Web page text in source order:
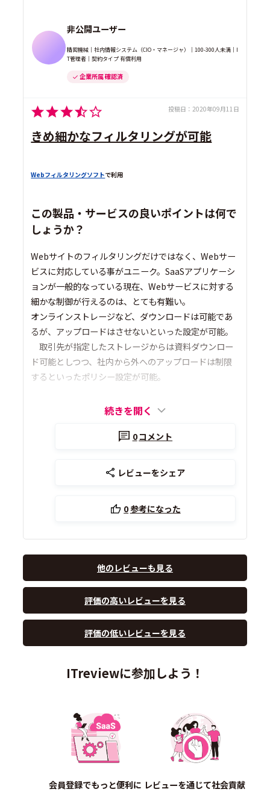
非公開ユーザー
精密機械｜社内情報システム（CIO・マネージャ）｜100-300人未満｜I
T管理者｜契約タイプ 有償利用
企業所属 確認済
投稿日： 2020年09月11日
きめ細かなフィルタリングが可能
Webフィルタリングソフトで利用
この製品・サービスの良いポイントは何で
しょうか？
Webサイトのフィルタリングだけではなく、Webサー
ビスに対応している事がユニーク。SaaSアプリケーシ
ョンが一般的なっている現在、Webサービスに対する
細かな制御が行えるのは、とても有難い。
オンラインストレージなど、ダウンロードは可能であ
るが、アップロードはさせないといった設定が可能。
取引先が指定したストレージからは資料ダウンロー
ド可能としつつ、社内から外へのアップロードは制限
するといったポリシー設定が可能。
続きを開く
0コメント
レビューをシェア
0参考になった
他のレビューも見る
評価の高いレビューを見る
評価の低いレビューを見る
ITreviewに参加しよう！
会員登録でもっと便利に レビューを通じて社会貢献